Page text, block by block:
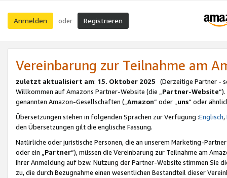
Anmelden oder Registrieren
Vereinbarung zur Teilnahme am
zuletzt aktualisiert am: 15. Oktober 2025 (Derzeitige Partner -
Willkommen auf Amazons Partner-Website (die „Partner-Website
genannten Amazon-Gesellschaften („Amazon“ oder „uns“ oder
Übersetzungen stehen in folgenden Sprachen zur Verfügung :Englisch,
den Übersetzungen gilt die englische Fassung.
Natürliche oder juristische Personen, die an unserem Marketing-
oder ein „Partner“), müssen die Vereinbarung zur Teilnahme am
Ihrer Anmeldung auf bzw. Nutzung der Partner-Website stimmen Sie
zu, die durch Bezugnahme einen wesentlichen Bestandteil dieser